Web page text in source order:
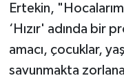
Ertekin,
‘Hızır' adında bir
amacı, çocuklar,
savunmakta